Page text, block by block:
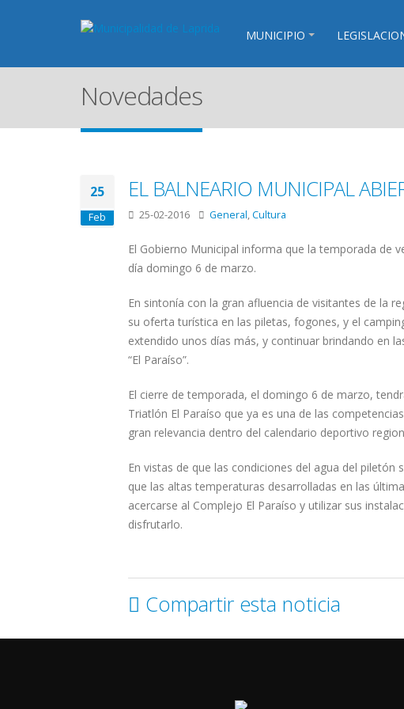
MUNICIPIO
Novedades
25
Feb
EL BALNEARIO MUNICIPAL
25-02-2016 General,Cultura
El Gobierno Municipal informa que la temporada de
día domingo 6 de marzo.
En sintonía con la gran afluencia de visitantes de la
su oferta turística en las piletas, fogones, y el
extendido unos días más, y continuar brindando en
“El Paraíso”.
El cierre de temporada, el domingo 6 de marzo,
Triatlón El Paraíso que ya es una de las
gran relevancia dentro del calendario deportivo
En vistas de que las condiciones del agua del
que las altas temperaturas desarrolladas en las
acercarse al Complejo El Paraíso y utilizar sus
disfrutarlo.
Compartir esta noticia